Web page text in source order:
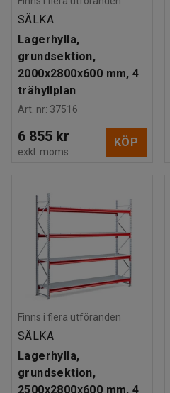
SÄLKA
Lagerhylla,
grundsektion,
2000x2800x600 mm, 4
trähyllplan
Art. nr: 37516
6 855 kr
exkl. moms
KÖP
Finns i flera utföranden
SÄLKA
Lagerhylla,
grundsektion,
2500x2800x600 mm, 4